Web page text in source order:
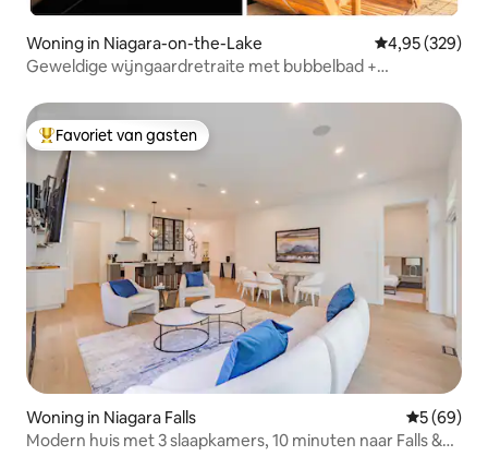
Woning in Niagara-on-the-Lake Gemiddelde
4,95 (329)
Geweldige wijngaardretraite met bubbelbad +
Topfavoriet van gasten
Favoriet van gasten
Woning in Niagara Falls
5 (69)
Modern huis met 3 slaapkamers, 10 minuten naar Falls &